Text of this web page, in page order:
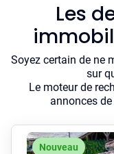
Les
Soyez certain de ne
sur
Le moteur de
annonces
Nouveau